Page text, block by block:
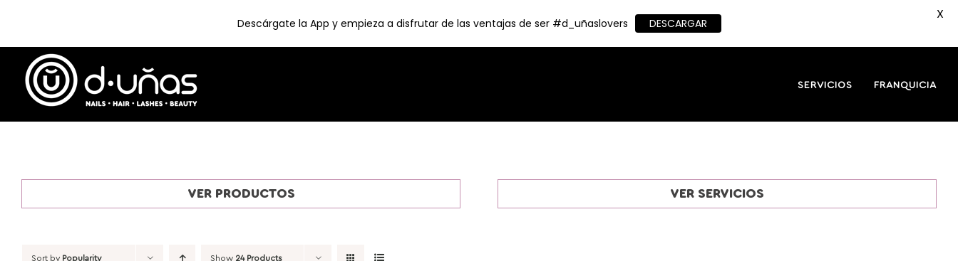
content
SERVICIOS FRANQUICIA
VER PRODUCTOS VER SERVICIOS
Sort by Popularity Show 24 Products
Descárgate la App y empieza a disfrutar de las ventajas de ser #d_uñaslovers DESCARGAR
X